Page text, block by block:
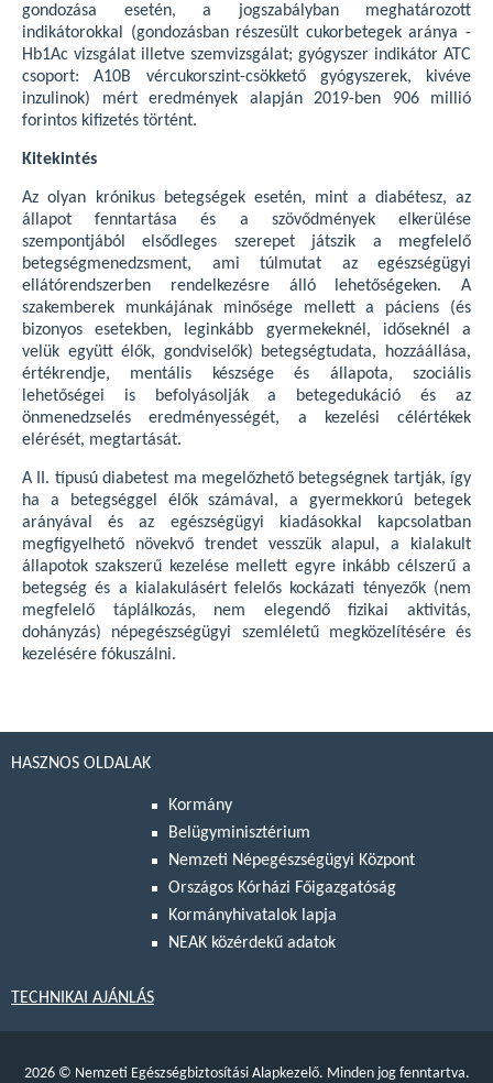
gondozása esetén, a jogszabályban meghatározott
indikátorokkal (gondozásban részesült cukorbetegek aránya -
Hb1Ac vizsgálat illetve szemvizsgálat; gyógyszer indikátor ATC
csoport: A10B vércukorszint-csökkető gyógyszerek, kivéve
inzulinok) mért eredmények alapján 2019-ben 906 millió
forintos kifizetés történt.
Kitekintés
Az olyan krónikus betegségek esetén, mint a diabétesz, az
állapot fenntartása és a szövődmények elkerülése
szempontjából elsődleges szerepet játszik a megfelelő
betegségmenedzsment, ami túlmutat az egészségügyi
ellátórendszerben rendelkezésre álló lehetőségeken. A
szakemberek munkájának minősége mellett a páciens (és
bizonyos esetekben, leginkább gyermekeknél, időseknél a
velük együtt élők, gondviselők) betegségtudata, hozzáállása,
értékrendje, mentális készsége és állapota, szociális
lehetőségei is befolyásolják a betegedukáció és az
önmenedzselés eredményességét, a kezelési célértékek
elérését, megtartását.
A II. típusú diabetest ma megelőzhető betegségnek tartják, így
ha a betegséggel élők számával, a gyermekkorú betegek
arányával és az egészségügyi kiadásokkal kapcsolatban
megfigyelhető növekvő trendet vesszük alapul, a kialakult
állapotok szakszerű kezelése mellett egyre inkább célszerű a
betegség és a kialakulásért felelős kockázati tényezők (nem
megfelelő táplálkozás, nem elegendő fizikai aktivitás,
dohányzás) népegészségügyi szemléletű megközelítésére és
kezelésére fókuszálni.
HASZNOS OLDALAK
Kormány
Belügyminisztérium
Nemzeti Népegészségügyi Központ
Országos Kórházi Főigazgatóság
Kormányhivatalok lapja
NEAK közérdekű adatok
TECHNIKAI AJÁNLÁS
2026 © Nemzeti Egészségbiztosítási Alapkezelő. Minden jog fenntartva.